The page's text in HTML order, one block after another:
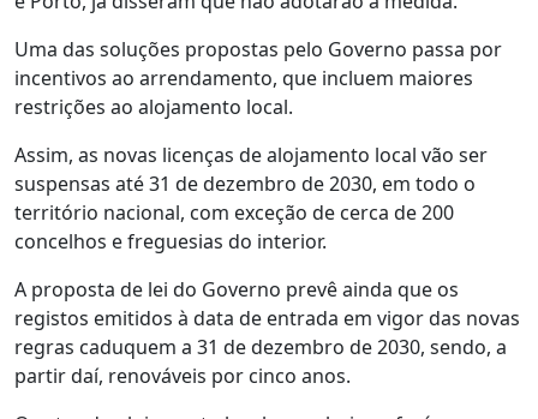
Uma das soluções propostas pelo Governo passa por
incentivos ao arrendamento, que incluem maiores
restrições ao alojamento local.
Assim, as novas licenças de alojamento local vão ser
suspensas até 31 de dezembro de 2030, em todo o
território nacional, com exceção de cerca de 200
concelhos e freguesias do interior.
A proposta de lei do Governo prevê ainda que os
registos emitidos à data de entrada em vigor das novas
regras caduquem a 31 de dezembro de 2030, sendo, a
partir daí, renováveis por cinco anos.